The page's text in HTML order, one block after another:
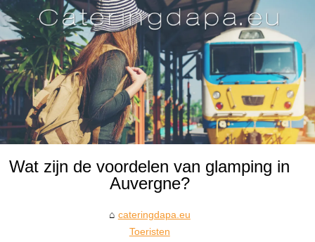
Wat zijn de voordelen van glamping in
Auvergne?
cateringdapa.eu
Toeristen